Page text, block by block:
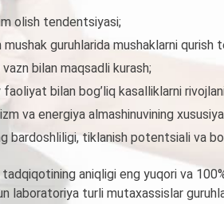
olish tendentsiyasi;
mushak guruhlarida mushaklarni qurish
bilan maqsadli kurash;
bilan bog’liq kasalliklarni
va energiya almashinuvining
bardoshliligi, tiklanish potentsiali va
tadqiqotining aniqligi eng yuqori va
laboratoriya turli mutaxassislar